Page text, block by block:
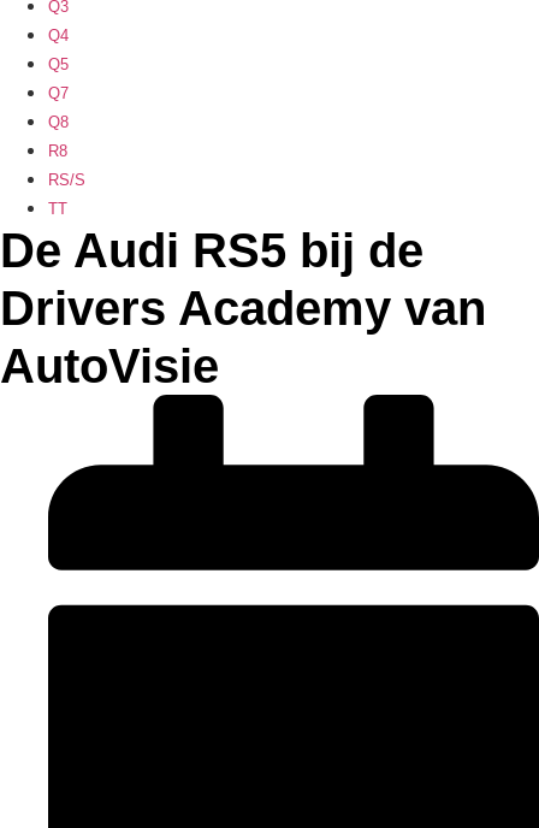
Q3
Q4
Q5
Q7
Q8
R8
RS/S
TT
De Audi RS5 bij de
Drivers Academy van
AutoVisie